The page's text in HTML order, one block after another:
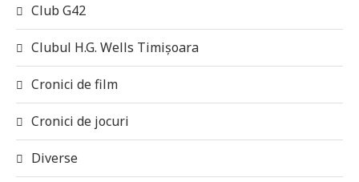
Club G42
Clubul H.G. Wells Timișoara
Cronici de film
Cronici de jocuri
Diverse